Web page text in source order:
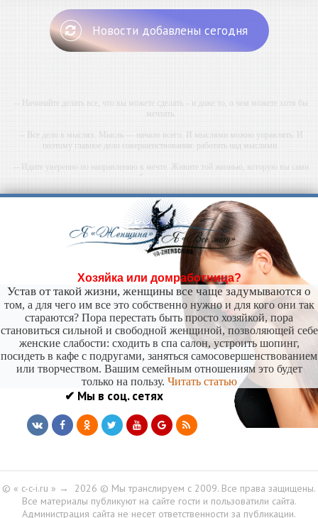
Новости добавлены сегодня
-- Начинайте делать все, что вы можете сделать – и даже то, о чем можете хотя бы
мечтать.
-- Все дело в мыслях. Мысль — начало всего. И мыслями можно управлять. И
поэтому главное дело совершенствования: работать над мыслями.
-- Идите уверенно по направлению к мечте. Живите той жизнью, которую вы сами
себе придумали.
-- Самое большое богатство — это ум. Самая большая нищета — глупость. Из всех
страхов самый пугающий — самолюбование.
-- Лучшее, что можно сделать с хорошим советом, это пропустить его мимо ушей. Он
никогда не бывает полезен никому, кроме того, кто его дал.
-- Люблю давать советы и очень не люблю, когда их дают мне.
Хозяйка или домработница?
Устав от такой жизни, женщины все чаще задумываются о
том, а для чего им все это собственно нужно и для кого они так
стараются? Пора перестать быть просто хозяйкой, пора
становиться сильной и свободной женщиной, позволяющей себе
женские слабости: сходить в спа салон, устроить шопинг,
посидеть в кафе с подругами, заняться самосовершенствованием
или творчеством. Вашим семейным отношениям это будет
только на пользу. Читать статью
✔ Мы в соц. сетях
© « c-c-i.ru » → 2026 © Мы транслируем с 2009. Все права защищены.
Все материалы публикуют на сайте гости и пользоватили сайта.
Администрация сайта не несет ответственности за публикации.